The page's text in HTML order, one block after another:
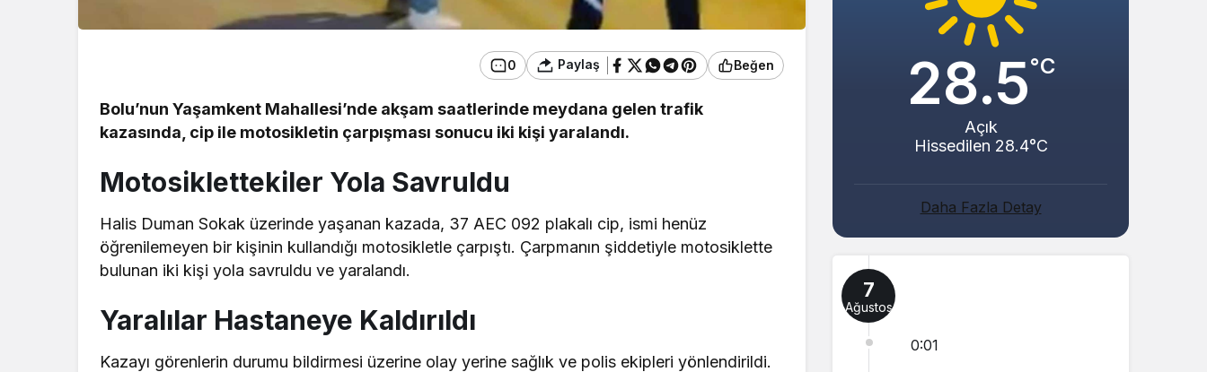
0 Paylaş Beğen
Bolu’nun Yaşamkent Mahallesi’nde akşam saatlerinde meydana gelen trafik
kazasında, cip ile motosikletin çarpışması sonucu iki kişi yaralandı.
Motosiklettekiler Yola Savruldu
Halis Duman Sokak üzerinde yaşanan kazada, 37 AEC 092 plakalı cip, ismi henüz
öğrenilemeyen bir kişinin kullandığı motosikletle çarpıştı. Çarpmanın şiddetiyle motosiklette
bulunan iki kişi yola savruldu ve yaralandı.
Yaralılar Hastaneye Kaldırıldı
Kazayı görenlerin durumu bildirmesi üzerine olay yerine sağlık ve polis ekipleri yönlendirildi.
28.5°C
Açık
Hissedilen 28.4°C
Daha Fazla Detay
7
Ağustos
0:01